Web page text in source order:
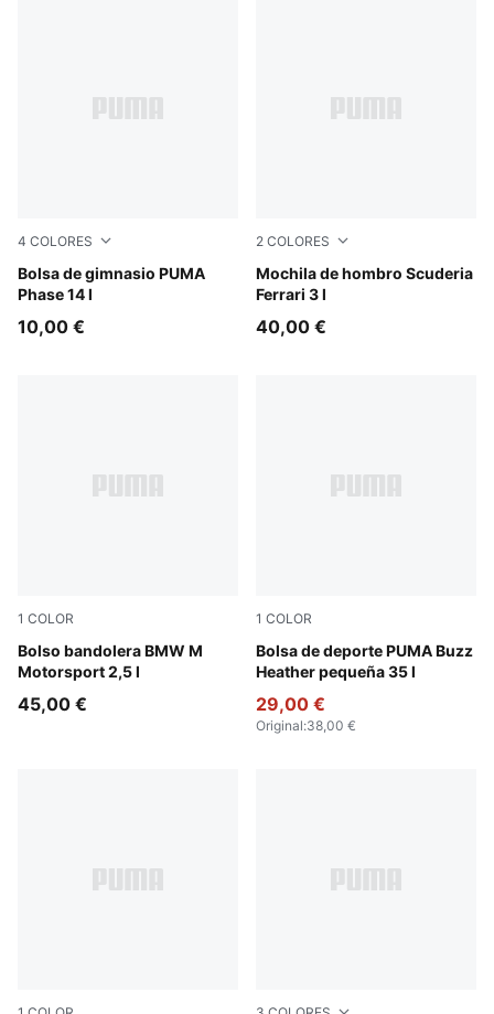
4 COLORES
Bolsa de gimnasio PUMA
Phase 14 l
Puma Black
10,00 €
2 COLORES
Mochila de hombro Scuderia
Ferrari 3 l
Puma Black
40,00 €
1 COLOR
Bolso bandolera BMW M
Motorsport 2,5 l
Puma Black
45,00 €
1 COLOR
Bolsa de deporte PUMA Buzz
Heather pequeña 35 l
Medium Gray Heather
29,00 €
Original:38,00 €